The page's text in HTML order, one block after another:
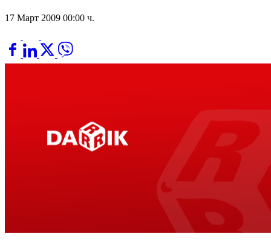
17 Март 2009 00:00 ч.